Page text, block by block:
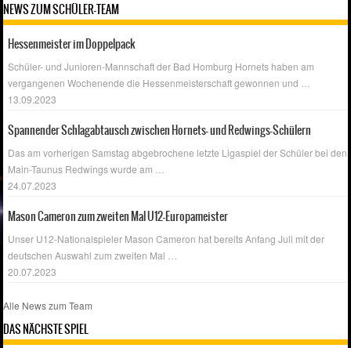
NEWS ZUM SCHÜLER-TEAM
Hessenmeister im Doppelpack
Schüler- und Junioren-Mannschaft der Bad Homburg Hornets haben am
vergangenen Wochenende die Hessenmeisterschaft gewonnen und
13.09.2023
Spannender Schlagabtausch zwischen Hornets- und Redwings-Schülern
Das am vorherigen Samstag abgebrochene letzte Ligaspiel der Schüler bei den
Main-Taunus Redwings wurde am
24.07.2023
Mason Cameron zum zweiten Mal U12-Europameister
Unser U12-Nationalspieler Mason Cameron hat bereits Anfang Juli mit der
deutschen Auswahl zum zweiten Mal
20.07.2023
Alle News zum Team
DAS NÄCHSTE SPIEL